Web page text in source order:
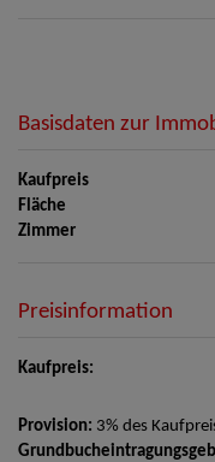
Basisdaten zur
Kaufpreis
Fläche
Zimmer
Preisinformation
Kaufpreis:
Provision: 3% des